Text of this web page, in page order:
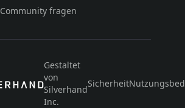
fragen
Gestaltet
von
Silverhand
Inc.
Sicherheit